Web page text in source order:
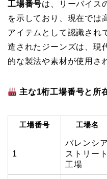
工場番号は、リーバイス
を示しており、現在では
アイテムとして認識され
造されたジーンズは、現
的な製法や素材が使用さ
主な1桁工場番号と所
工場番号 工場名
1
バレンシア
ストリート
工場